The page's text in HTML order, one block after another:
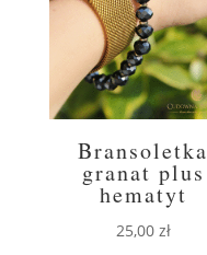
Bransoletka
granat plus
hematyt
25,00 zł